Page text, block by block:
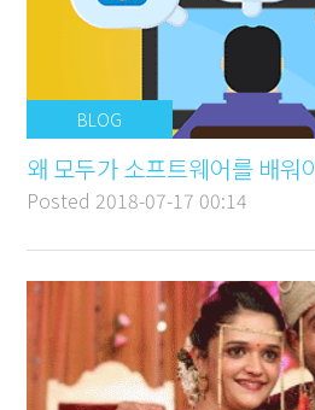
BLOG
왜 모두가 소프트웨어를 배워
Posted 2018-07-17 00:14